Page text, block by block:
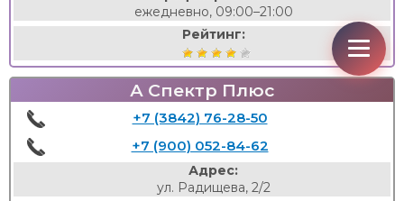
ежедневно, 09:00–21:00
Рейтинг:
А Спектр Плюс
+7 (3842) 76-28-50
+7 (900) 052-84-62
Адрес:
ул. Радищева, 2/2